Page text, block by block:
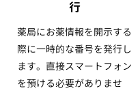
行
薬局にお薬情報を開示する
際に一時的な番号を発行し
ます。直接スマートフォン
を預ける必要がありませ